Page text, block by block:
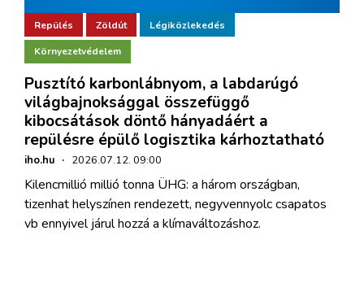
Repülés Zöldút Légiközlekedés
Környezetvédelem
Pusztító karbonlábnyom, a labdarúgó
világbajnoksággal összefüggő
kibocsátások döntő hányadáért a
repülésre épülő logisztika kárhoztatható
iho.hu · 2026.07.12. 09:00
Kilencmillió millió tonna ÜHG: a három országban,
tizenhat helyszínen rendezett, negyvennyolc csapatos
vb ennyivel járul hozzá a klímaváltozáshoz.